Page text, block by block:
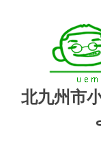
北九州市